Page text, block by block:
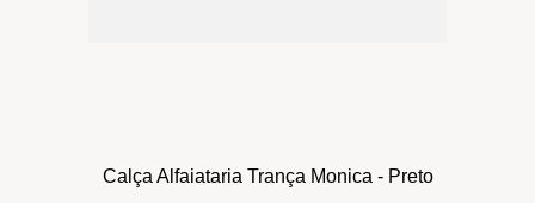
Calça Alfaiataria Trança Monica - Preto